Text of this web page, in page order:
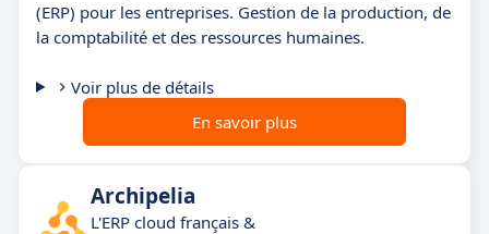
(ERP) pour les entreprises. Gestion de la production, de
la comptabilité et des ressources humaines.
Voir plus de détails
En savoir plus
Archipelia
L'ERP cloud français &